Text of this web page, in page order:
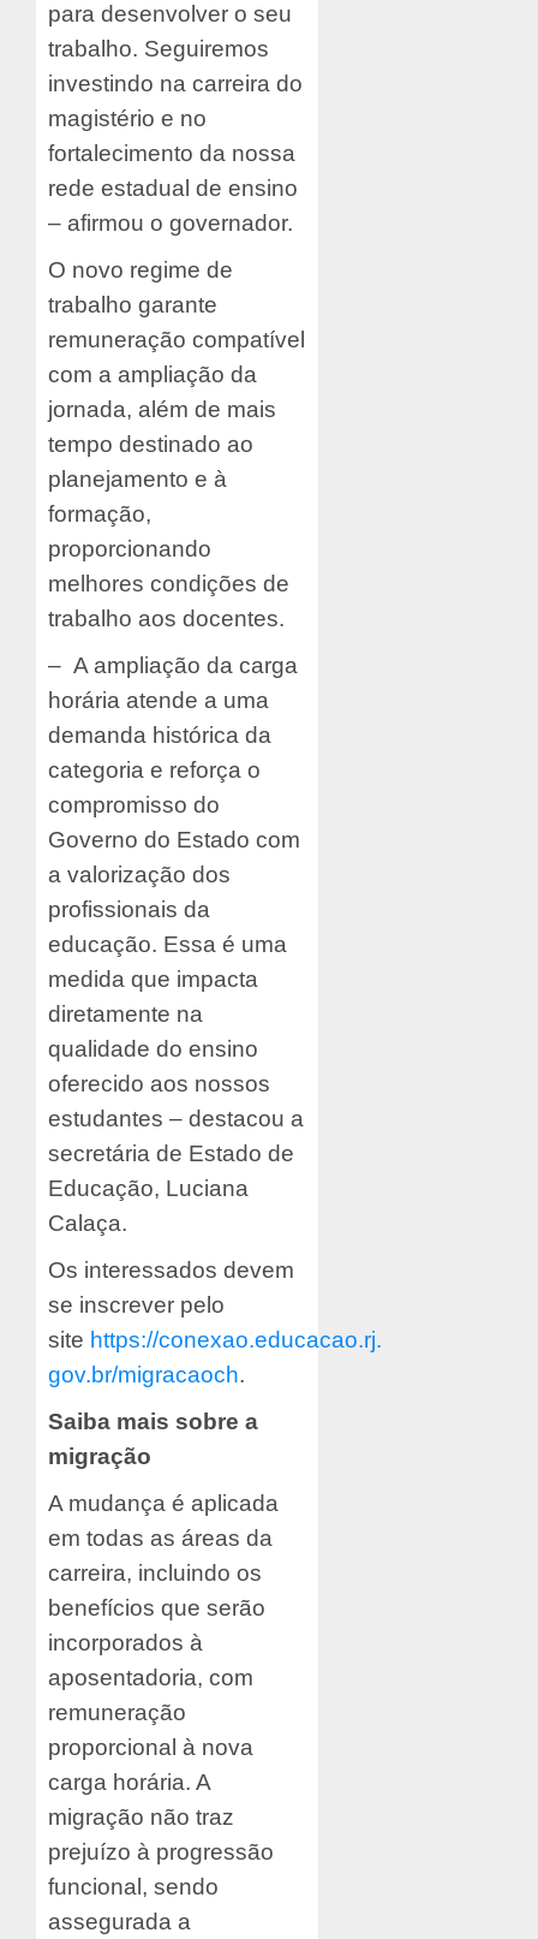
para desenvolver o seu
trabalho. Seguiremos
investindo na carreira do
magistério e no
fortalecimento da nossa
rede estadual de ensino
– afirmou o governador.
O novo regime de
trabalho garante
remuneração compatível
com a ampliação da
jornada, além de mais
tempo destinado ao
planejamento e à
formação,
proporcionando
melhores condições de
trabalho aos docentes.
– A ampliação da carga
horária atende a uma
demanda histórica da
categoria e reforça o
compromisso do
Governo do Estado com
a valorização dos
profissionais da
educação. Essa é uma
medida que impacta
diretamente na
qualidade do ensino
oferecido aos nossos
estudantes – destacou a
secretária de Estado de
Educação, Luciana
Calaça.
Os interessados devem
se inscrever pelo
site https://conexao.educacao.rj.
gov.br/migracaoch.
Saiba mais sobre a
migração
A mudança é aplicada
em todas as áreas da
carreira, incluindo os
benefícios que serão
incorporados à
aposentadoria, com
remuneração
proporcional à nova
carga horária. A
migração não traz
prejuízo à progressão
funcional, sendo
assegurada a